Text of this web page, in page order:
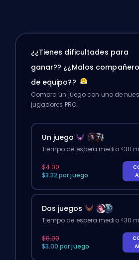
¿¿Tienes dificultades para
ganar?? ¿¿Malos
de equipo??
Compra un juego con uno de
jugadores PRO.
Un juego
Tiempo de espera medio <30
$4.00
$3.32 por juego
Dos juegos
Tiempo de espera medio <30
$8.00
$3.00 por juego